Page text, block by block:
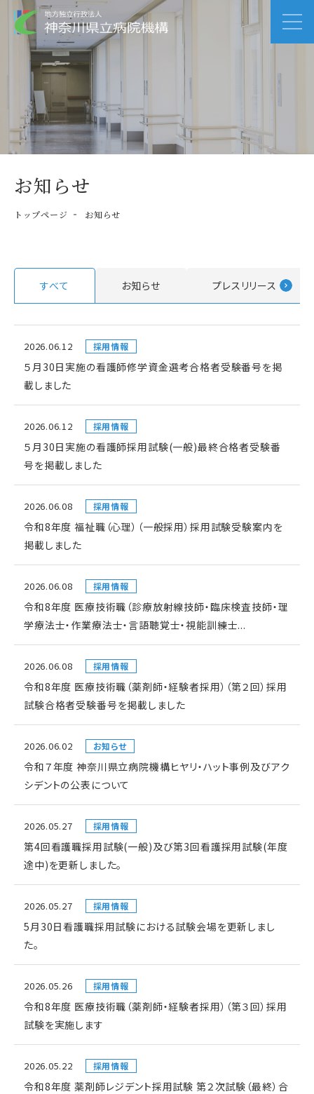
お知らせ
トップページ お知らせ
すべて お知らせ プレスリリース
2026.06.12 採用情報
５月30日実施の看護師修学資金選考合格者受験番号を掲
載しました
2026.06.12 採用情報
５月30日実施の看護師採用試験(一般)最終合格者受験番
号を掲載しました
2026.06.08 採用情報
令和8年度 福祉職（心理）（一般採用）採用試験受験案内を
掲載しました
2026.06.08 採用情報
令和8年度 医療技術職（診療放射線技師・臨床検査技師・理
学療法士・作業療法士・言語聴覚士・視能訓練士...
2026.06.08 採用情報
令和8年度 医療技術職（薬剤師・経験者採用）（第２回）採用
試験合格者受験番号を掲載しました
2026.06.02 お知らせ
令和７年度 神奈川県立病院機構ヒヤリ・ハット事例及びアク
シデントの公表について
2026.05.27 採用情報
第4回看護職採用試験(一般)及び第3回看護採用試験(年度
途中)を更新しました。
2026.05.27 採用情報
5月30日看護職採用試験における試験会場を更新しまし
た。
2026.05.26 採用情報
令和8年度 医療技術職（薬剤師・経験者採用）（第３回）採用
試験を実施します
2026.05.22 採用情報
令和8年度 薬剤師レジデント採用試験 第２次試験（最終）合